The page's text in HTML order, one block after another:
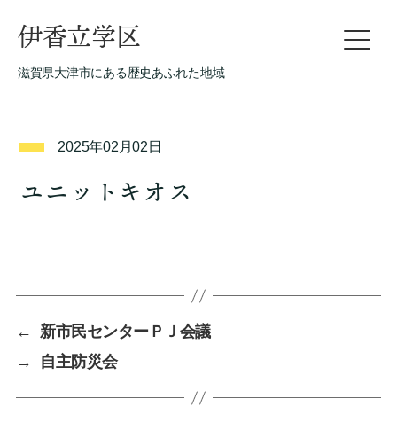
伊香立学区
滋賀県大津市にある歴史あふれた地域
2025年02月02日
ユニットキオス
←
新市民センターＰＪ会議
→
自主防災会